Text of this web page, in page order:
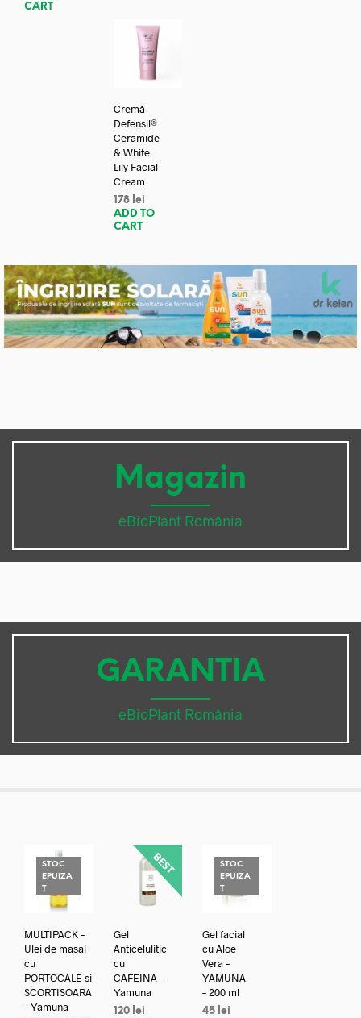
CART
Cremă
Defensil®
Ceramide
& White
Lily Facial
Cream
178 lei
ADD TO
CART
Magazin
eBioPlant România
GARANTIA
eBioPlant România
STOC
EPUIZA
T
MULTIPACK –
Ulei de masaj
cu
PORTOCALE si
SCORTISOARA
– Yamuna
Gel
Anticelulitic
cu
CAFEINA –
Yamuna
120 lei
STOC
EPUIZA
T
Gel facial
cu Aloe
Vera –
YAMUNA
– 200 ml
45 lei